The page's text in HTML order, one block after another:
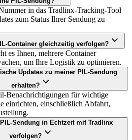
in das Tradlinx-Tracking-Tool
zum Status Ihrer Sendung zu
Container gleichzeitig verfolgen?
es Ihnen, mehrere Container
um Ihre Logistik zu optimieren.
Updates zu meiner PIL-Sendung
erhalten?
Benachrichtigungen für wichtige
einrichten, einschließlich Abfahrt,
Sendung in Echtzeit mit Tradlinx
verfolgen?